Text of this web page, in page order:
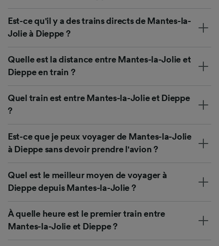
Est-ce qu'il y a des trains directs de Mantes-la-
Jolie à Dieppe ?
Quelle est la distance entre Mantes-la-Jolie et
Dieppe en train ?
Quel train est entre Mantes-la-Jolie et Dieppe
?
Est-ce que je peux voyager de Mantes-la-Jolie
à Dieppe sans devoir prendre l'avion ?
Quel est le meilleur moyen de voyager à
Dieppe depuis Mantes-la-Jolie ?
À quelle heure est le premier train entre
Mantes-la-Jolie et Dieppe ?